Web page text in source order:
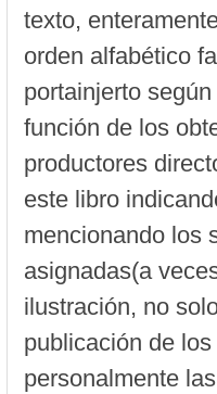
texto,
orden alfabético
portainjerto
función de los
productores
este libro
mencionando los
asignadas(a
ilustración, no
publicación de
personalmente